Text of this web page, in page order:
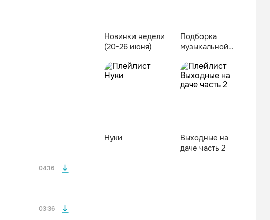
04:16
03:36
Новинки недели
(20-26 июня)
Подборка
музыкальной
Нуки
Выходные на
даче часть 2